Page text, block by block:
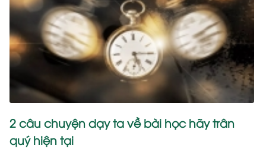
2 câu chuyện dạy ta về bài học hãy trân
quý hiện tại